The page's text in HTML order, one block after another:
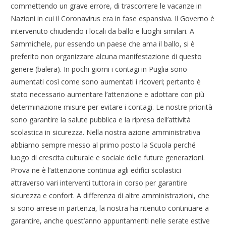
commettendo un grave errore, di trascorrere le vacanze in
Nazioni in cui il Coronavirus era in fase espansiva. Il Governo è
intervenuto chiudendo i locali da ballo e luoghi similari. A
Sammichele, pur essendo un paese che ama il ballo, si è
preferito non organizzare alcuna manifestazione di questo
genere (balera). In pochi giorni i contagi in Puglia sono
aumentati così come sono aumentati i ricoveri; pertanto è
stato necessario aumentare l’attenzione e adottare con più
determinazione misure per evitare i contagi. Le nostre priorità
sono garantire la salute pubblica e la ripresa dell’attività
scolastica in sicurezza. Nella nostra azione amministrativa
abbiamo sempre messo al primo posto la Scuola perché
luogo di crescita culturale e sociale delle future generazioni.
Prova ne è l’attenzione continua agli edifici scolastici
attraverso vari interventi tuttora in corso per garantire
sicurezza e confort. A differenza di altre amministrazioni, che
si sono arrese in partenza, la nostra ha ritenuto continuare a
garantire, anche quest’anno appuntamenti nelle serate estive